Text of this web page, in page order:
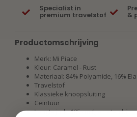
Specialist in
premium travelstof &
Productomschrijving
Merk: Mi Piace
Kleur: Caramel - Rust
Materiaal: 84% Polyamide, 16%
Travelstof
Klassieke knoopsluiting
Ceintuur
Lengte jurk: 105 cm (gemeten bij